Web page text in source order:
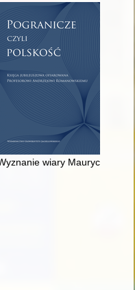
i jego zabytków
wiary Maurycego